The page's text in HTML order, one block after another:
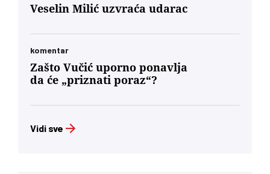
Veselin Milić uzvraća udarac
komentar
Zašto Vučić uporno ponavlja
da će „priznati poraz“?
Vidi sve